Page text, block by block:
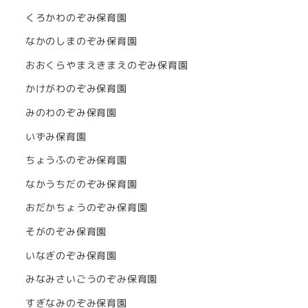
くろかわのぞみ保育園
なかのしまのぞみ保育園
おおくらやまえきまえのぞみ保育園
かけがわのぞみ保育園
みのわのぞみ保育園
いずみ保育園
ちょうふのぞみ保育園
なかうちだのぞみ保育園
おだかちょうのぞみ保育園
そがのぞみ保育園
いなぎのぞみ保育園
みなみさいごうのぞみ保育園
すぎなみのぞみ保育園